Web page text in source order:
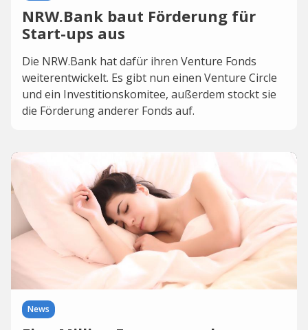
NRW.Bank baut Förderung für
Start-ups aus
Die NRW.Bank hat dafür ihren Venture Fonds
weiterentwickelt. Es gibt nun einen Venture Circle
und ein Investitionskomitee, außerdem stockt sie
die Förderung anderer Fonds auf.
News